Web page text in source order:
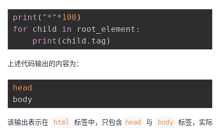
print ( "*" * 100 )
for child in root_element :
print ( child . tag )
上述代码输出的内容为：
head
该输出表示在 html 标签中，只包含 head 与 body
标签，实际